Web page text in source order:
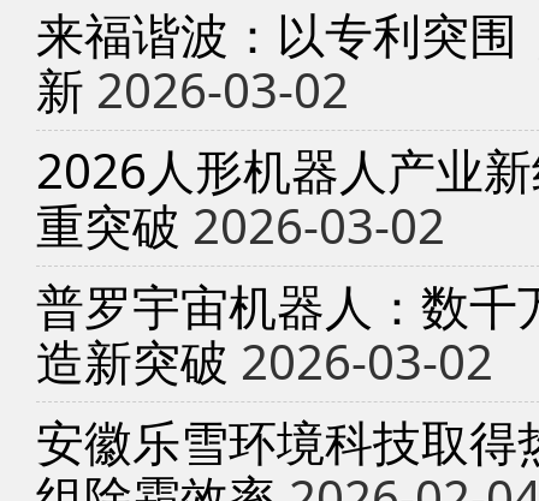
来福谐波：以专利突
新 2026-03-02
2026人形机器人产业
重突破 2026-03-02
普罗宇宙机器人：数
造新突破 2026-03-02
安徽乐雪环境科技取